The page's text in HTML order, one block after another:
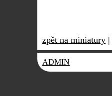
zpět na miniatury |
ADMIN